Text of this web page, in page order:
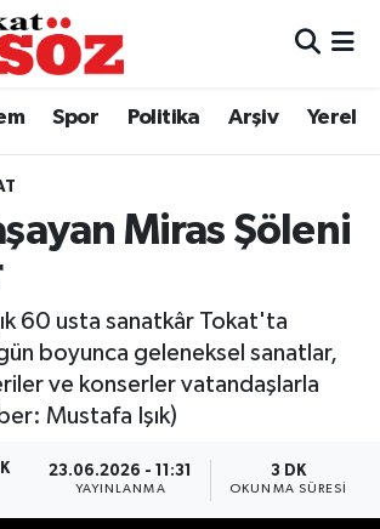
Spor Politika Arşiv Yerel
Miras Şöleni
60 usta sanatkâr Tokat'ta
boyunca geleneksel sanatlar,
ve konserler vatandaşlarla
Mustafa Işık)
23.06.2026 - 11:31
YAYINLANMA
3 DK
OKUNMA SÜRESI
Vakitleri
Durumu ve Fikstür
Haberleri